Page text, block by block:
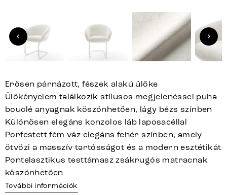
Erősen párnázott, fészek alakú ülőke
Ülőkényelem találkozik stílusos megjelenéssel puha
bouclé anyagnak köszönhetően, lágy bézs színben
Különösen elegáns konzolos láb laposacéllal
Porfestett fém váz elegáns fehér színben, amely
ötvözi a masszív tartósságot és a modern esztétikát
Pontelasztikus testtámasz zsákrugós matracnak
köszönhetően
További információk